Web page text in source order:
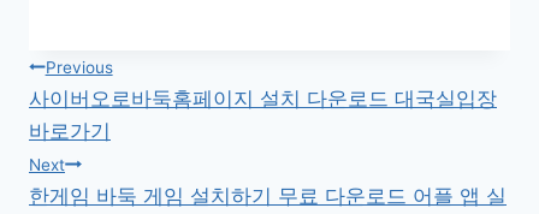
글
탐
색
Previous
사이버오로바둑홈페이지 설치 다운로드 대국실입장
바로가기
Next
한게임 바둑 게임 설치하기 무료 다운로드 어플 앱 실